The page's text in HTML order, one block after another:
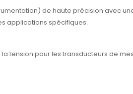
de haute précision avec
applications spécifiques.
tension pour les transducteurs de